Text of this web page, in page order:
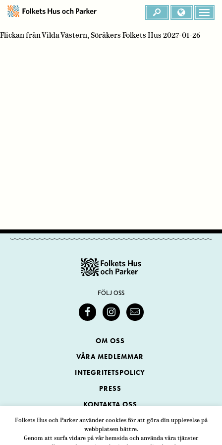
Folkets Hus och Parker använder cookies för att göra din upplevelse på
webbplatsen bättre.
Genom att surfa vidare på vår hemsida och använda våra tjänster
Flickan från Vilda Västern, Söråkers Folkets Hus 2027-01-26
FÖLJ OSS
OM OSS
VÅRA MEDLEMMAR
INTEGRITETSPOLICY
PRESS
KONTAKTA OSS
Folkets Hus och Parker